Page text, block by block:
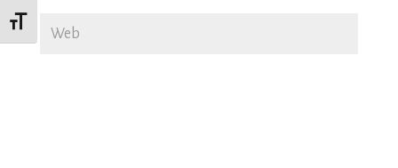
Alternar tamaño de letra